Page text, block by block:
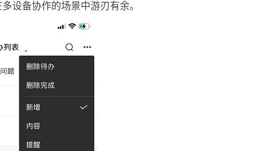
设备协作的场景中游刃有余。